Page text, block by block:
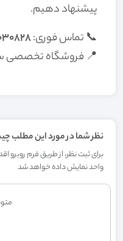
پیشنهاد دهیم.
📞 تماس فوری:
📍 فروشگاه تخصصی
نظر شما در مورد این مطلب
برای ثبت نظر، از طریق فرم روبرو
واحد نمایش داده خواهد شد